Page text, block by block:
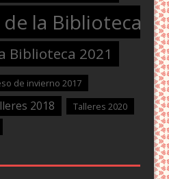
la Biblioteca
Biblioteca 2021
de invierno 2017
2018
Talleres 2020